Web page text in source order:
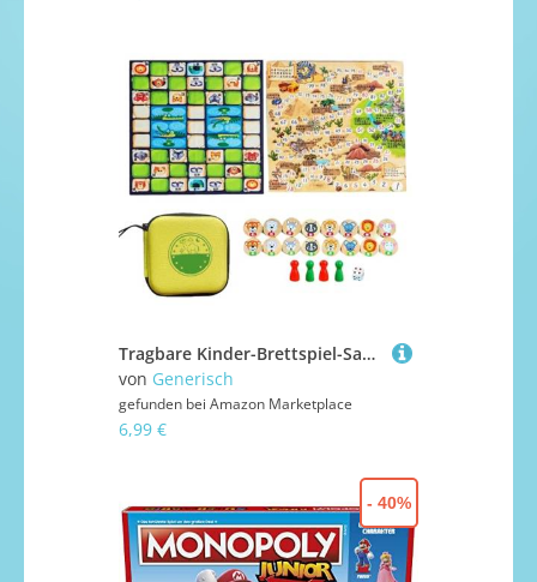
Tragbare Kinder-Brettspiel-Sammlung – Schach, Gobang, Flugschach, Schlangenschach, Doppeldame | Lernspiele für die ganze Familie – für zu Hause, Reisen, Schule, Lernen und Zusammenkünfte
von Generisch
gefunden bei Amazon Marketplace
6,99 €
- 40%